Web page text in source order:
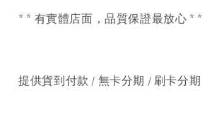
* * 有實體店面，品質保證最放心 * *
提供貨到付款 / 無卡分期 / 刷卡分期